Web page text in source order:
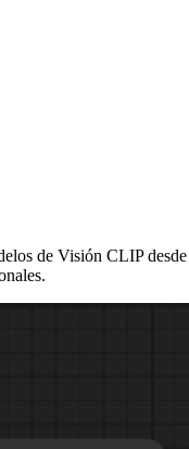
de Visión CLIP